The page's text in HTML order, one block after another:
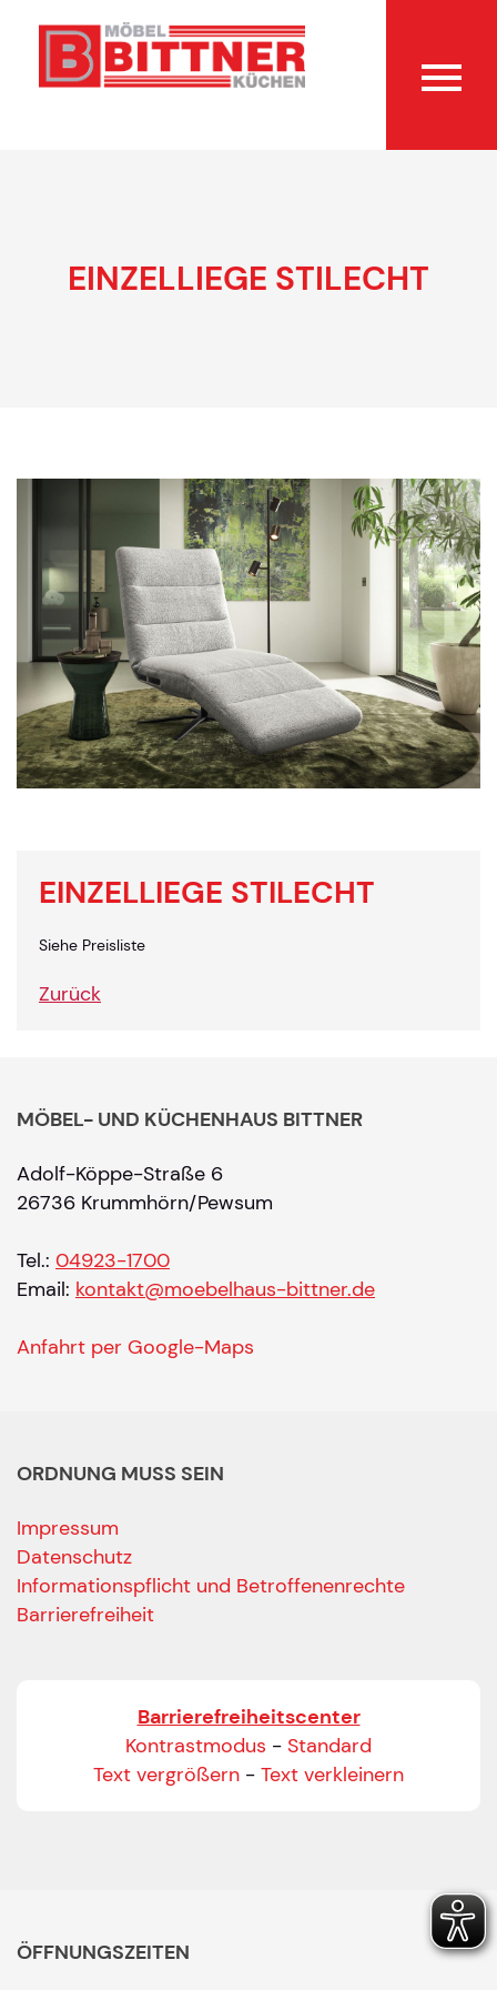
EINZELLIEGE STILECHT
EINZELLIEGE STILECHT
Siehe Preisliste
Zurück
MÖBEL- UND KÜCHENHAUS BITTNER
Adolf-Köppe-Straße 6
26736 Krummhörn/Pewsum
Tel.: 04923-1700
Email: kontakt@moebelhaus-bittner.de
Anfahrt per Google-Maps
ORDNUNG MUSS SEIN
Impressum
Datenschutz
Informationspflicht und Betroffenenrechte
Barrierefreiheit
Barrierefreiheitscenter
Kontrastmodus - Standard
Text vergrößern - Text verkleinern
ÖFFNUNGSZEITEN